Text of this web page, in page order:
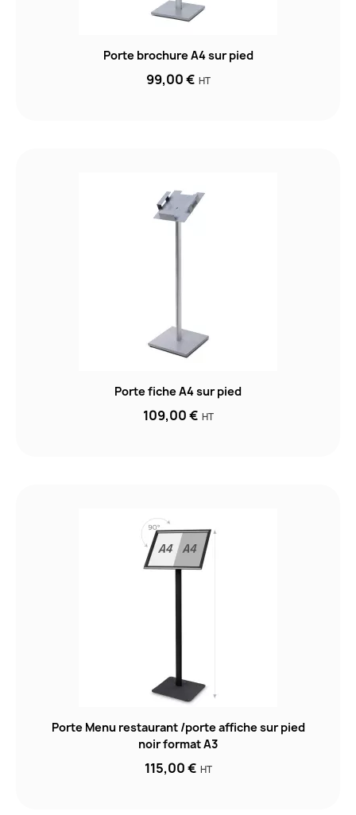
Porte brochure A4 sur pied
99,00 € HT
Porte fiche A4 sur pied
109,00 € HT
Porte Menu restaurant /porte affiche sur pied
noir format A3
115,00 € HT